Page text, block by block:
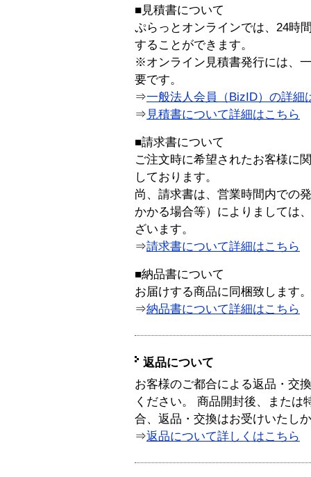
■見積書について
ぷらっとオンラインでは、24時
することができます。
※オンライン見積書発行には、
要です。
⇒一般法人会員（BizID）の詳細
⇒ 見積書について詳細はこちら
■請求書について
ご注文時に希望されたお客様に
しております。
尚、請求書は、営業時間内での
かかる場合等）によりましては
ざいます。
⇒請求書について詳細はこちら
■納品書について
お届けする商品に同梱致します。
⇒納品書について詳細はこちら
返品について
お客様のご都合による返品・交
ください。 商品開封後、または
合、返品・交換はお受けいたし
⇒返品について詳しくはこちら